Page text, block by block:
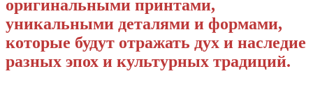
оригинальными принтами,
уникальными деталями и формами,
которые будут отражать дух и наследие
разных эпох и культурных традиций.